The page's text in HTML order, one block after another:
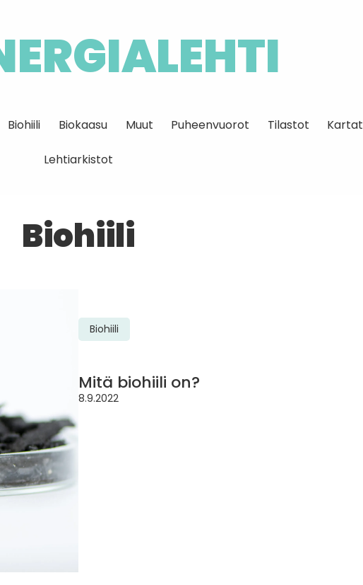
Biohiili Biokaasu Muut Puheenvuorot Tilastot Kartat
Lehtiarkistot
Biohiili
Biohiili
Mitä biohiili on?
8.9.2022